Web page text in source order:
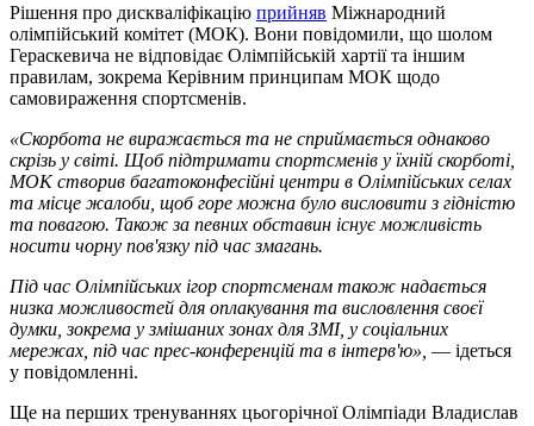
Рішення про дискваліфікацію прийняв Міжнародний
олімпійський комітет (МОК). Вони повідомили, що шолом
Гераскевича не відповідає Олімпійській хартії та іншим
правилам, зокрема Керівним принципам МОК щодо
самовираження спортсменів.
«Скорбота не виражається та не сприймається однаково
скрізь у світі. Щоб підтримати спортсменів у їхній скорботі,
МОК створив багатоконфесійні центри в Олімпійських селах
та місце жалоби, щоб горе можна було висловити з гідністю
та повагою. Також за певних обставин існує можливість
носити чорну пов'язку під час змагань.
Під час Олімпійських ігор спортсменам також надається
низка можливостей для оплакування та висловлення своєї
думки, зокрема у змішаних зонах для ЗМІ, у соціальних
мережах, під час прес-конференцій та в інтерв'ю», — ідеться
у повідомленні.
Ще на перших тренуваннях цьогорічної Олімпіади Владислав